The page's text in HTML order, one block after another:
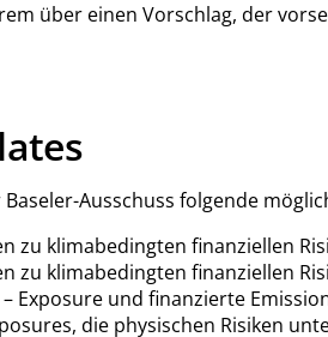
über einen Vorschlag, der
Ausschuss folgende
zu klimabedingten finanziellen
zu klimabedingten finanziellen
Exposure und finanzierte
die physischen Risiken